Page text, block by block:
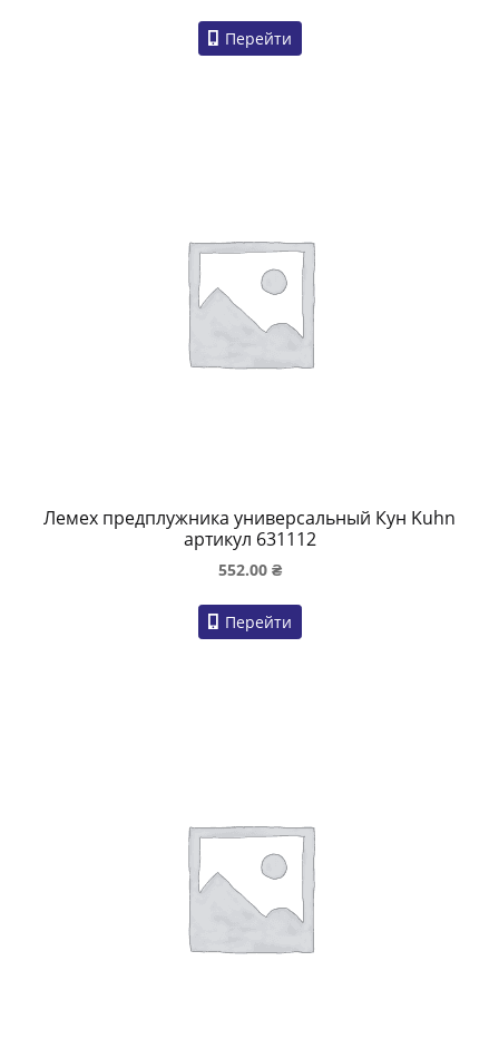
Перейти
Лемех предплужника универсальный Кун Kuhn
артикул 631112
552.00 ₴
Перейти